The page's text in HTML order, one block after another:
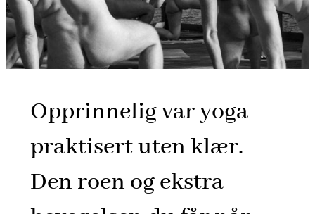
Opprinnelig var yoga
praktisert uten klær.
Den roen og ekstra